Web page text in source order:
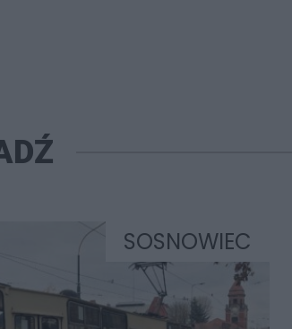
SOSNOWIEC